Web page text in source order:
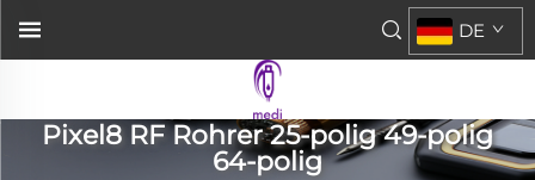
DE
Pixel8 RF Rohrer 25-polig 49-polig
64-polig